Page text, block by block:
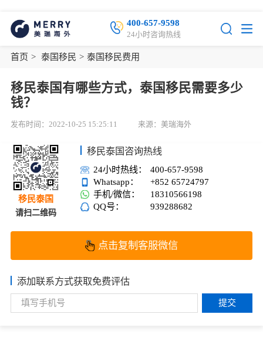
400-657-9598
24小时咨询热线
首页 > 泰国移民 > 泰国移民费用
移民泰国有哪些方式，泰国移民需要多少
钱？
发布时间：2022-10-25 15:25:11 来源：美瑞海外
移民泰国
请扫二维码
移民泰国咨询热线
24小时热线：
400-657-9598
Whatsapp：
+852 65724797
手机/微信：
18310566198
QQ号：
939288682
点击复制客服微信
添加联系方式获取免费评估
提交